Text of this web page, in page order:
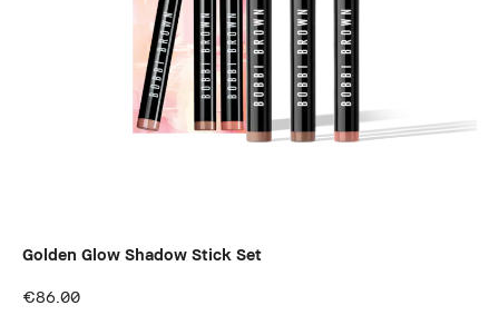
Golden Glow Shadow Stick Set
€86.00